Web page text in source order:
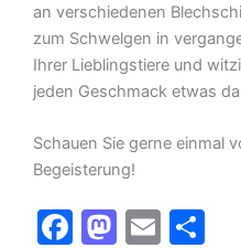
an verschiedenen
zum Schwelgen in
Ihrer Lieblingstiere und
jeden Geschmack etwas
Schauen Sie gerne einmal
Begeisterung!
F
M E